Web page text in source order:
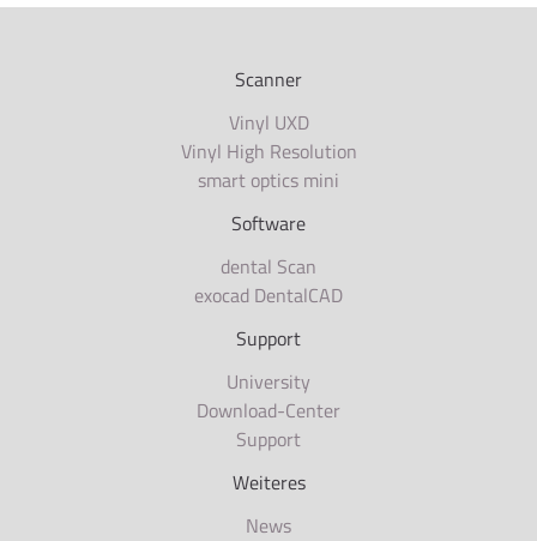
Scanner
Vinyl UXD
Vinyl High Resolution
smart optics mini
Software
dental Scan
exocad DentalCAD
Support
University
Download-Center
Support
Weiteres
News